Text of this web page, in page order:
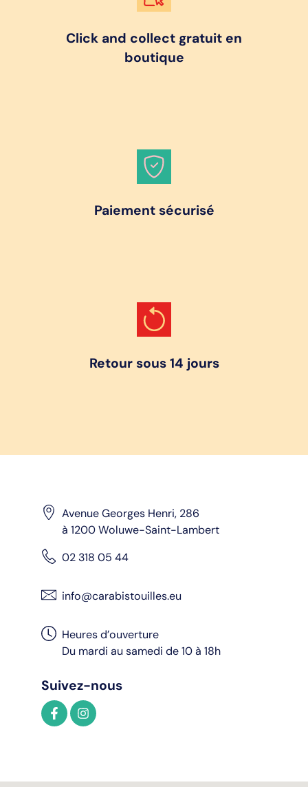
Click and collect gratuit en
boutique
Paiement sécurisé
Retour sous 14 jours
Avenue Georges Henri, 286
à 1200 Woluwe-Saint-Lambert
02 318 05 44
info@carabistouilles.eu
Heures d’ouverture
Du mardi au samedi de 10 à 18h
Suivez-nous